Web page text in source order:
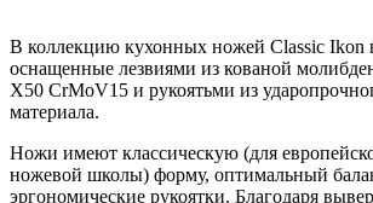
В коллекцию кухонных ножей Classic Ikon
оснащенные лезвиями из кованой
X50 CrMoV15 и рукоятьми из
материала.
Ножи имеют классическую (для
ножевой школы) форму, оптимальный
эргономические рукоятки. Благодаря